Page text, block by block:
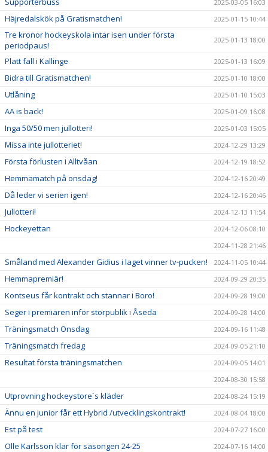
2025-03-05 16:03
Häjredalskök på Gratismatchen! 2025-01-15 10:44
Tre kronor hockeyskola intar isen under första
periodpaus!
2025-01-13 18:00
Platt fall i Kallinge 2025-01-13 16:09
Bidra till Gratismatchen! 2025-01-10 18:00
Utlåning 2025-01-10 15:03
AA is back! 2025-01-09 16:08
Inga 50/50 men jullotteri! 2025-01-03 15:05
Missa inte jullotteriet! 2024-12-29 13:29
Första förlusten i Alltvåan 2024-12-19 18:52
Hemmamatch på onsdag! 2024-12-16 20:49
Då leder vi serien igen! 2024-12-16 20:46
Jullotteri! 2024-12-13 11:54
Hockeyettan
2024-12-06 08:10
2024-11-28 21:46
Småland med Alexander Gidius i laget vinner tv-pucken! 2024-11-05 10:44
Hemmapremiär! 2024-09-29 20:35
Kontseus får kontrakt och stannar i Boro! 2024-09-28 19:00
Seger i premiären inför storpublik i Åseda 2024-09-28 14:00
Träningsmatch Onsdag 2024-09-16 11:48
Träningsmatch fredag 2024-09-05 21:10
Resultat första träningsmatchen
2024-09-05 14:01
2024-08-30 15:58
Utprovning hockeystore´s kläder 2024-08-24 15:19
Ännu en junior får ett Hybrid /utvecklingskontrakt! 2024-08-04 18:00
Est på test 2024-07-27 16:00
Olle Karlsson klar för säsongen 24-25 2024-07-16 14:00